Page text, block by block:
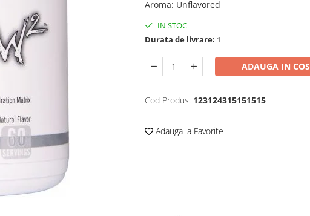
Aroma: Unflavored
IN STOC
Durata de livrare: 1
ADAUGA IN COS
Cod Produs: 123124315151515
Adauga la Favorite